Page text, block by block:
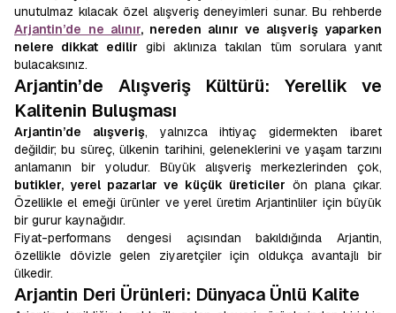
unutulmaz kılacak özel alışveriş deneyimleri sunar. Bu rehberde
Arjantin’de ne alınır, nereden alınır ve alışveriş yaparken
nelere dikkat edilir gibi aklınıza takılan tüm sorulara yanıt
bulacaksınız.
Arjantin’de Alışveriş Kültürü: Yerellik ve
Kalitenin Buluşması
Arjantin’de alışveriş, yalnızca ihtiyaç gidermekten ibaret
değildir; bu süreç, ülkenin tarihini, geleneklerini ve yaşam tarzını
anlamanın bir yoludur. Büyük alışveriş merkezlerinden çok,
butikler, yerel pazarlar ve küçük üreticiler ön plana çıkar.
Özellikle el emeği ürünler ve yerel üretim Arjantinliler için büyük
bir gurur kaynağıdır.
Fiyat-performans dengesi açısından bakıldığında Arjantin,
özellikle dövizle gelen ziyaretçiler için oldukça avantajlı bir
ülkedir.
Arjantin Deri Ürünleri: Dünyaca Ünlü Kalite